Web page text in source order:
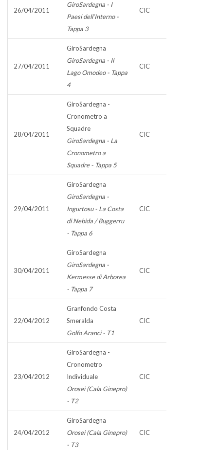
26/04/2011
GiroSardegna - I
Paesi dell‘Interno -
Tappa 3
CIC
27/04/2011
GiroSardegna
GiroSardegna - Il
Lago Omodeo - Tappa
4
CIC
28/04/2011
GiroSardegna -
Cronometro a
Squadre
GiroSardegna - La
Cronometro a
Squadre - Tappa 5
CIC
29/04/2011
GiroSardegna
GiroSardegna -
Ingurtosu - La Costa
di Nebida / Buggerru
- Tappa 6
CIC
30/04/2011
GiroSardegna
GiroSardegna -
Kermesse di Arborea
- Tappa 7
CIC
22/04/2012
Granfondo Costa
Smeralda
Golfo Aranci - T1
CIC
23/04/2012
GiroSardegna -
Cronometro
Individuale
Orosei (Cala Ginepro)
- T2
CIC
24/04/2012
GiroSardegna
Orosei (Cala Ginepro)
- T3
CIC